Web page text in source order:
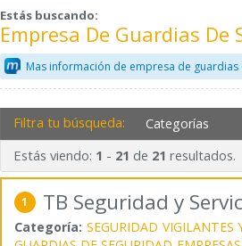
Estás buscando:
Empresa De Guardias
Mas información de empresa de
Filtra tu búsqueda: Categorías
Estás viendo: 1 - 21 de 21 resultados.
1 TB Seguridad y
Categoría: SEGURIDAD VIGILANTES